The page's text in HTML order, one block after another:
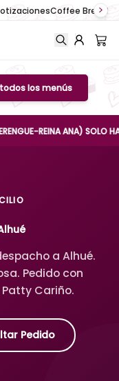
Coffee Break
los menús
REINA ANA) SOLO HASTA
a Alhué.
Pedido con
Cariño.
Pedido